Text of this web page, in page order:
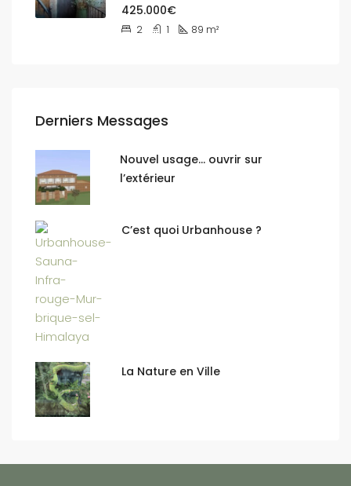
425.000€
2 1 89 m²
Derniers Messages
Nouvel usage… ouvrir sur
l’extérieur
C’est quoi Urbanhouse ?
La Nature en Ville